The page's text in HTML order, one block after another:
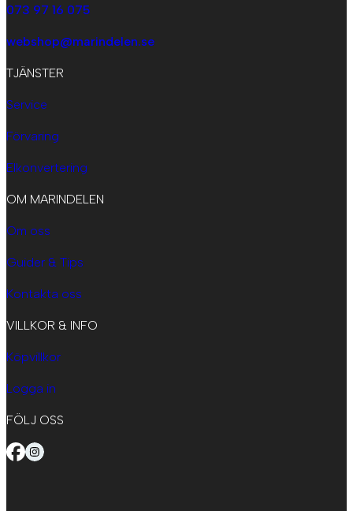
073 97 16 075
webshop@marindelen.se
TJÄNSTER
Service
Förvaring
Elkonvertering
OM MARINDELEN
Om oss
Guider & Tips
Kontakta oss
VILLKOR & INFO
Köpvillkor
Logga in
FÖLJ OSS